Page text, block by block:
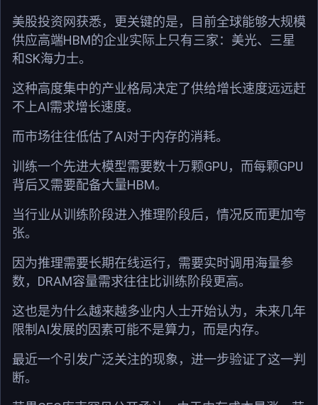
美股投资网获悉，更关键的是，目前全球能够大规模
供应高端HBM的企业实际上只有三家：美光、三星
和 SK海力士。
这种高度集中的产业格局决定了供给增长速度远远赶
不上AI需求增长速度。
而市场往往低估了AI对于内存的消耗。
训练一个先进大模型需要数十万颗GPU ，而每颗GPU
背后又需要配备大量HBM。
当行业从训练阶段进入推理阶段后，情况反而更加夸
张。
因为推理需要长期在线运行，需要实时调用海量参
数， DRAM容量需求往往比训练阶段更高。
这也是为什么越来越多业内人士开始认为，未来几年
限制 AI发展的因素可能不是算力，而是内存。
最近一个引发广泛关注的现象，进一步验证了这一判
断。